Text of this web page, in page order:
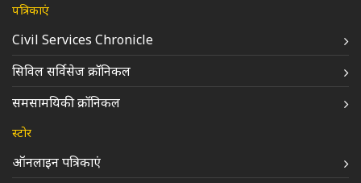
पत्रिकाएं
Civil Services Chronicle
सिविल सर्विसेज क्रॉनिकल
समसामयिकी क्रॉनिकल
स्टोर
ऑनलाइन पत्रिकाएं